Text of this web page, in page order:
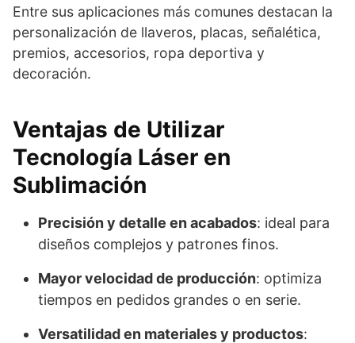
Entre sus aplicaciones más comunes destacan la
personalización de llaveros, placas, señalética,
premios, accesorios, ropa deportiva y
decoración.
Ventajas de Utilizar
Tecnología Láser en
Sublimación
Precisión y detalle en acabados: ideal para
diseños complejos y patrones finos.
Mayor velocidad de producción: optimiza
tiempos en pedidos grandes o en serie.
Versatilidad en materiales y productos: